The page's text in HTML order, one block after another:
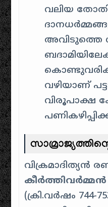
വലിയ
അവിടുത്തെ
വഴിയാണ്
വിരൂപാക്ഷ
വിക്രമാദിത്യൻ
(ക്രി.വർഷം